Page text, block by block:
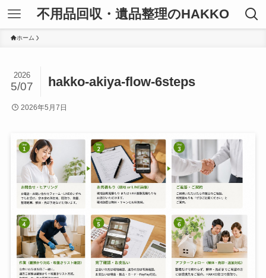
不用品回収・遺品整理のHAKKO
ホーム
hakko-akiya-flow-6steps
2026
5/07
2026年5月7日